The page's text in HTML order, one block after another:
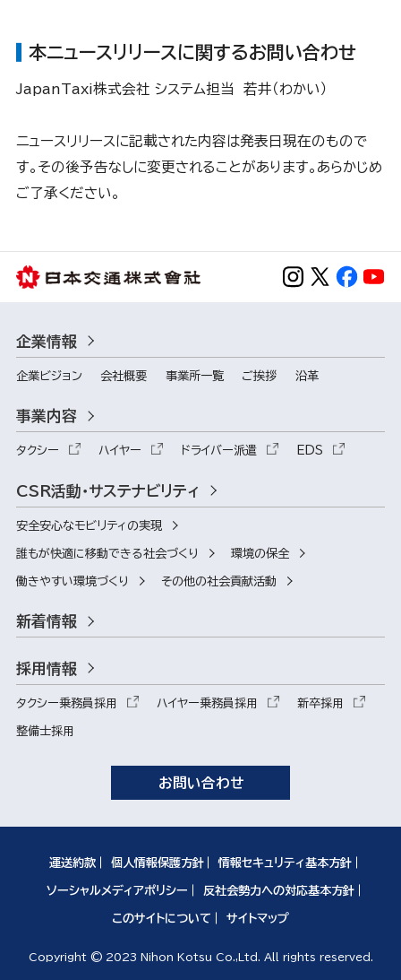
本ニュースリリースに関するお問い合わせ
JapanTaxi株式会社 システム担当 若井（わかい）
ニュースリリースに記載された内容は発表日現在のもので
す。その後予告なしに変更されることがあります。あらかじめ
ご了承ください。
企業情報
企業ビジョン 会社概要 事業所一覧 ご挨拶 沿革
事業内容
タクシー ハイヤー ドライバー派遣 EDS
CSR活動・サステナビリティ
安全安心なモビリティの実現
誰もが快適に移動できる社会づくり 環境の保全
働きやすい環境づくり その他の社会貢献活動
新着情報
採用情報
タクシー乗務員採用 ハイヤー乗務員採用 新卒採用
整備士採用
お問い合わせ
運送約款 個人情報保護方針 情報セキュリティ基本方針
ソーシャルメディアポリシー 反社会勢力への対応基本方針
このサイトについて サイトマップ
Copyright © 2023 Nihon Kotsu Co.,Ltd. All rights reserved.